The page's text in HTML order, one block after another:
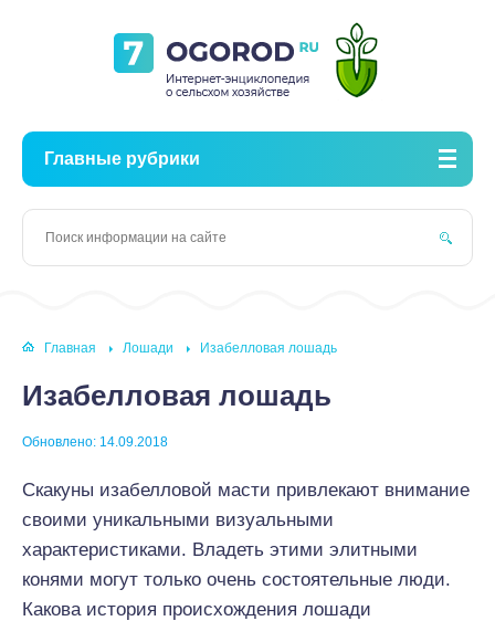
Главные рубрики
Главная Лошади Изабелловая лошадь
Изабелловая лошадь
Обновлено: 14.09.2018
Скакуны изабелловой масти привлекают внимание
своими уникальными визуальными
характеристиками. Владеть этими элитными
конями могут только очень состоятельные люди.
Какова история происхождения лошади